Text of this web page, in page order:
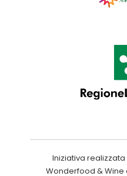
Iniziativa
Wonderfood & Wine